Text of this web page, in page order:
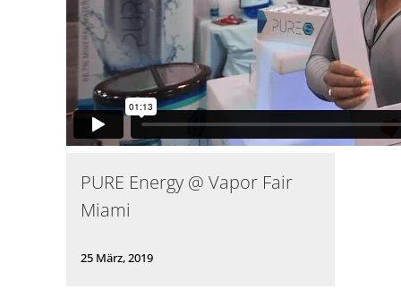
PURE Energy @ Vapor Fair
Miami
25 März, 2019